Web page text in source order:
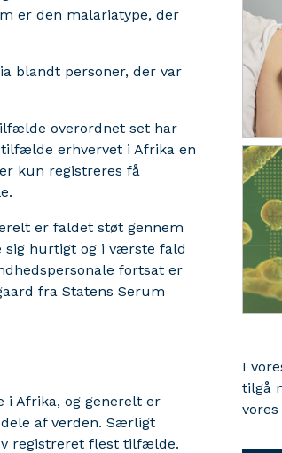
er den malariatype, der
blandt personer, der var
overordnet set har
erhvervet i Afrika en
kun registreres få
er faldet støt gennem
sig hurtigt og i værste fald
fortsat er
fra Statens Serum
Afrika, og generelt er
af verden. Særligt
registreret flest tilfælde.
I
tilgå